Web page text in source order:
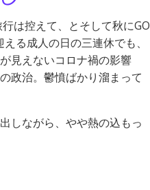
は控えて、とそして秋にGO
る成人の日の三連休でも、
見えないコロナ禍の影響
政治。鬱憤ばかり溜まって
しながら、やや熱の込もっ